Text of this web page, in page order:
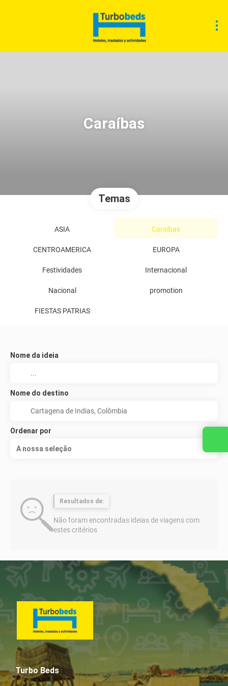
Caraíbas
Temas
ASIA Caraíbas
CENTROAMERICA EUROPA
Festividades Internacional
Nacional promotion
FIESTAS PATRIAS
Nome da ideia
Nome do destino
Ordenar por
A nossa seleção
Resultados de:
Não foram encontradas ideias de viagens com
estes critérios
Turbo Beds